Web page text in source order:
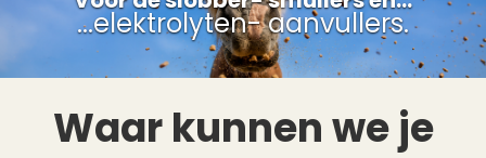
...elektrolyten- aanvullers.
Waar kunnen we je